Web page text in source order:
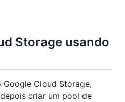
Storage usando
Cloud Storage,
criar um pool de